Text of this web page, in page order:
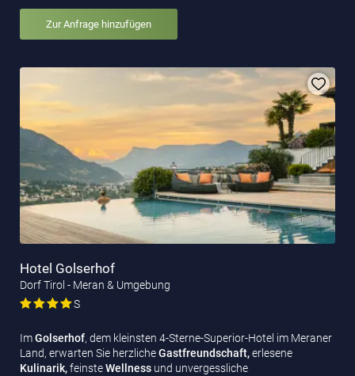
Zur Anfrage hinzufügen
Hotel Golserhof
Dorf Tirol - Meran & Umgebung
S
ImGolserhof, dem kleinsten 4-Sterne-Superior-Hotel im Meraner
Land, erwarten Sie herzlicheGastfreundschaft,erlesene
Kulinarik,feinsteWellness und unvergessliche